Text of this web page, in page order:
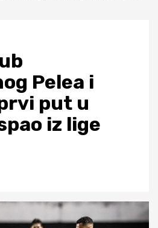
Pelea i
put u
iz lige